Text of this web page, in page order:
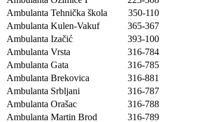
Ambulanta Tehnička škola
350-110
Ambulanta Kulen-Vakuf
365-367
Ambulanta Izačić
393-100
Ambulanta Vrsta
316-784
Ambulanta Gata
316-785
Ambulanta Brekovica
316-881
Ambulanta Srbljani
316-787
Ambulanta Orašac
316-788
Ambulanta Martin Brod
316-789